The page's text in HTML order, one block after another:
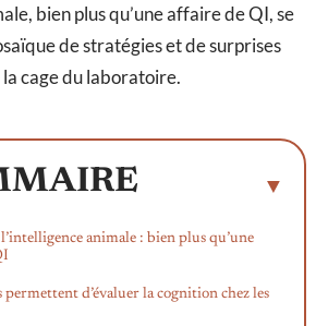
bien plus qu’une affaire de QI, se
de stratégies et de surprises
cage du laboratoire.
animale : bien plus qu’une
permettent d’évaluer la cognition chez les